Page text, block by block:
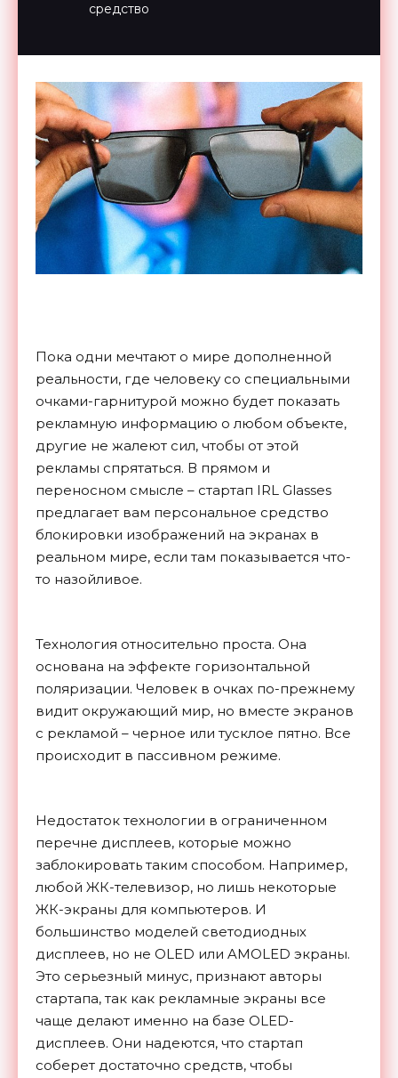
средство
Пока одни мечтают о мире дополненной
реальности, где человеку со специальными
очками-гарнитурой можно будет показать
рекламную информацию о любом объекте,
другие не жалеют сил, чтобы от этой
рекламы спрятаться. В прямом и
переносном смысле – стартап IRL Glasses
предлагает вам персональное средство
блокировки изображений на экранах в
реальном мире, если там показывается что-
то назойливое.
Технология относительно проста. Она
основана на эффекте горизонтальной
поляризации. Человек в очках по-прежнему
видит окружающий мир, но вместе экранов
с рекламой – черное или тусклое пятно. Все
происходит в пассивном режиме.
Недостаток технологии в ограниченном
перечне дисплеев, которые можно
заблокировать таким способом. Например,
любой ЖК-телевизор, но лишь некоторые
ЖК-экраны для компьютеров. И
большинство моделей светодиодных
дисплеев, но не OLED или AMOLED экраны.
Это серьезный минус, признают авторы
стартапа, так как рекламные экраны все
чаще делают именно на базе OLED-
дисплеев. Они надеются, что стартап
соберет достаточно средств, чтобы